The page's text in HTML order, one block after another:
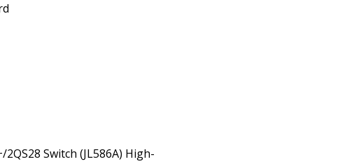
2QS28 Switch (JL586A) High-